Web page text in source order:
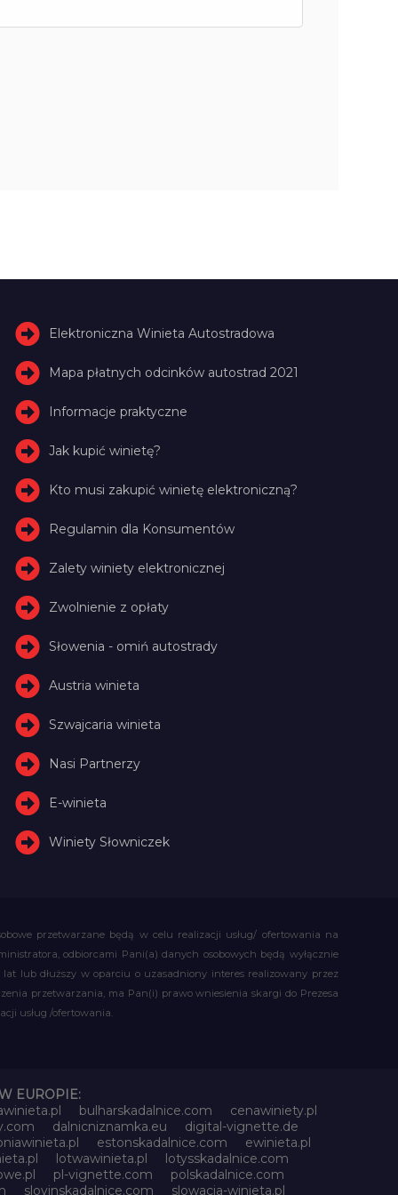
Elektroniczna Winieta Autostradowa
Mapa płatnych odcinków autostrad 2021
Informacje praktyczne
Jak kupić winietę?
Kto musi zakupić winietę elektroniczną?
Regulamin dla Konsumentów
Zalety winiety elektronicznej
Zwolnienie z opłaty
Słowenia - omiń autostrady
Austria winieta
Szwajcaria winieta
Nasi Partnerzy
E-winieta
Winiety Słowniczek
przetwarzane będą w celu realizacji usług/ ofertowania na
odbiorcami Pani(a) danych osobowych będą wyłącznie
lub dłuższy w oparciu o uzasadniony interes realizowany przez
przetwarzania, ma Pan(i) prawo wniesienia skargi do Prezesa
usług /ofertowania.
EUROPIE:
bulharskadalnice.com
cenawiniety.pl
dalnicniznamka.eu
digital-vignette.de
estonskadalnice.com
ewinieta.pl
lotwawinieta.pl
lotysskadalnice.com
pl-vignette.com
polskadalnice.com
slovinskadalnice.com slowacja-winieta.pl